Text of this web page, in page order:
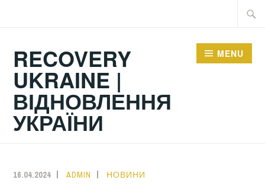
RECOVERY
UKRAINE |
ВІДНОВЛЕННЯ
УКРАЇНИ
MENU
16.04.2024 ADMIN НОВИНИ